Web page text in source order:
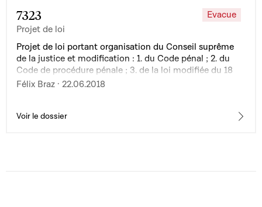
7323
Projet de loi
Evacue
Projet de loi portant organisation du Conseil suprême
de la justice et modification : 1. du Code pénal ; 2. du
Code de procédure pénale ; 3. de la loi modifiée du 18
février 1885 sur les pourvois et la procédure de cassation
portant organisation des juridictions de l'ordre
Félix Braz · 22.06.2018
Voir le dossier